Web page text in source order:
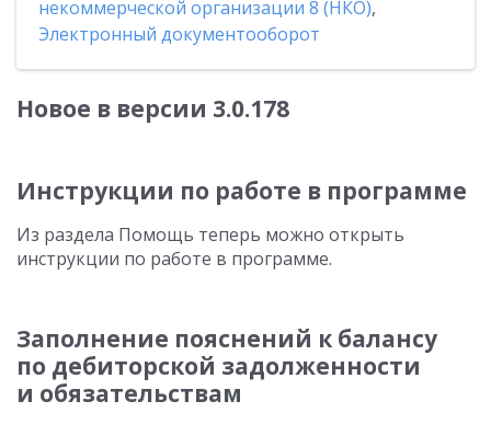
некоммерческой организации 8 (НКО),
Электронный документооборот
Новое в версии 3.0.178
Инструкции по работе в программе
Из раздела Помощь теперь можно открыть
инструкции по работе в программе.
Заполнение пояснений к балансу
по дебиторской задолженности
и обязательствам